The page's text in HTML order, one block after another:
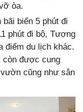
òa.
biển 5 phút đi
phút đi bộ, Tượng
điểm du lịch khác.
còn được cung
cũng như sân